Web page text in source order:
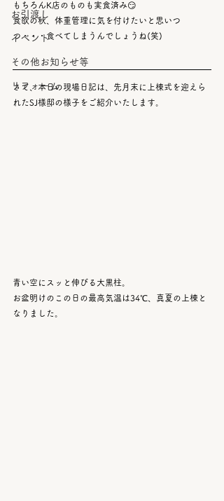
お引渡し
イベント
その他お知らせ等
リフォーム
もちろんK店のものも実食済み😏
食欲の秋、体重管理に気を付けたいと思いつ
つ・・・食べてしまうんでしょうね(笑)
さて、本日の現場日記は、先月末に上棟式を迎えら
れたSJ様邸の様子をご紹介いたします。
青い空にスッと伸びる大黒柱。
お盆明けのこの日の最高気温は34℃、真夏の上棟と
なりました。